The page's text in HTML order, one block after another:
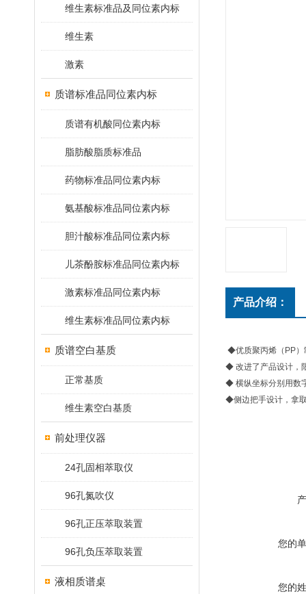
维生素标准品及同位素内标
维生素
激素
质谱标准品同位素内标
质谱有机酸同位素内标
脂肪酸脂质标准品
药物标准品同位素内标
氨基酸标准品同位素内标
胆汁酸标准品同位素内标
儿茶酚胺标准品同位素内标
激素标准品同位素内标
维生素标准品同位素内标
质谱空白基质
正常基质
维生素空白基质
前处理仪器
24孔固相萃取仪
96孔氮吹仪
96孔正压萃取装置
96孔负压萃取装置
液相质谱桌
产品介绍：
◆优质聚丙烯（PP）
◆ 改进了产品设计，
◆ 横纵坐标分别用数
◆侧边把手设计，拿
您的
您的